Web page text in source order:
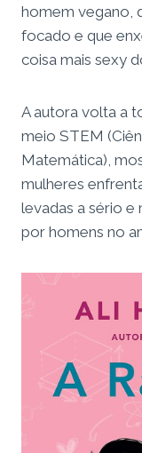
homem vegano,
focado e que
coisa mais sexy
A autora volta a
meio STEM
Matemática),
mulheres
levadas a sério e
por homens no